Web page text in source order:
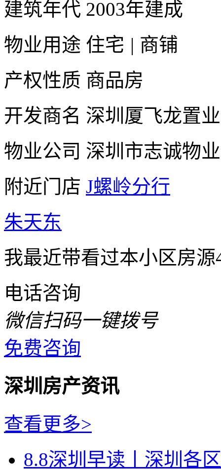
建筑年代 2003年建成
物业用途 住宅 | 商铺
产权性质 商品房
开发商名 深圳厦飞龙置
物业公司 深圳市志诚物
附近门店 J螺岭分行
朱天东
我最近带看过本小区房
电话咨询
微信扫码一键拨号
免费咨询
深圳房产资讯
查看更多>
8.8深圳早读丨深圳各